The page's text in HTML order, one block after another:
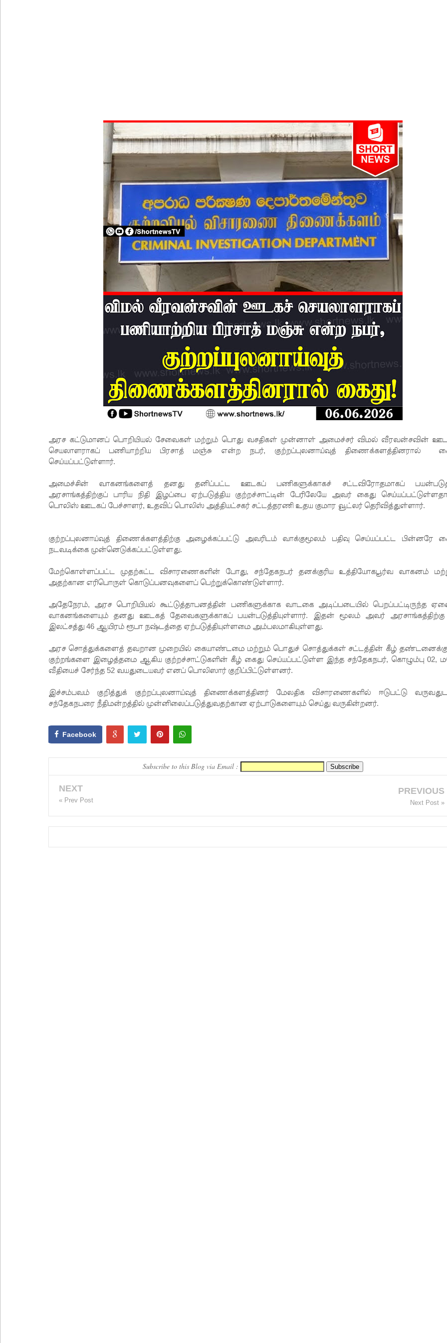
சீரற்ற வானிலையால் 16 ஆயிரத்திற்கும் அதிகமானோருக்கு பாதிப்பு
மத்திய மாகாணத்தின் புதிய ஆளுநர் பதவியேற்பு!
அரச கட்டுமானப் பொறியியல் சேவைகள் மற்றும் பொது வசதிகள் முன்னாள் அமைச்சர் விமல் வீரவன்சவின்
செயலாளராகப் பணியாற்றிய பிரசாத் மஞ்சு என்ற நபர், குற்றப்புலனாய்வுத் திணைக்களத்தினரால்
செய்யப்பட்டுள்ளார்.
அமைச்சின் வாகனங்களைத் தனது தனிப்பட்ட ஊடகப் பணிகளுக்காகச் சட்டவிரோதமாகப்
அரசாங்கத்திற்குப் பாரிய நிதி இழப்பை ஏற்படுத்திய குற்றச்சாட்டின் பேரிலேயே அவர் கைது
பொலிஸ் ஊடகப் பேச்சாளர், உதவிப் பொலிஸ் அத்தியட்சகர் சட்டத்தரணி உதய குமார வூட்லர் தெரிவித்துள்ளார்.
குற்றப்புலனாய்வுத் திணைக்களத்திற்கு அழைக்கப்பட்டு அவரிடம் வாக்குமூலம் பதிவு செய்யப்பட்ட பின்னரே
நடவடிக்கை முன்னெடுக்கப்பட்டுள்ளது.
மேற்கொள்ளப்பட்ட முதற்கட்ட விசாரணைகளின் போது, சந்தேகநபர் தனக்குரிய உத்தியோகபூர்வ வாகனம்
அதற்கான எரிபொருள் கொடுப்பனவுகளைப் பெற்றுக்கொண்டுள்ளார்.
அதேநேரம், அரச பொறியியல் கூட்டுத்தாபனத்தின் பணிகளுக்காக வாடகை அடிப்படையில் பெறப்பட்டிருந்த
வாகனங்களையும் தனது ஊடகத் தேவைகளுக்காகப் பயன்படுத்தியுள்ளார். இதன் மூலம் அவர் அரசாங்கத்திற்கு
இலட்சத்து 46 ஆயிரம் ரூபா நஷ்டத்தை ஏற்படுத்தியுள்ளமை அம்பலமாகியுள்ளது.
அரச சொத்துக்களைத் தவறான முறையில் கையாண்டமை மற்றும் பொதுச் சொத்துக்கள் சட்டத்தின் கீழ்
குற்றங்களை இழைத்தமை ஆகிய குற்றச்சாட்டுகளின் கீழ் கைது செய்யப்பட்டுள்ள இந்த சந்தேகநபர், கொழும்பு 02,
வீதியைச் சேர்ந்த 52 வயதுடையவர் எனப் பொலிஸார் குறிப்பிட்டுள்ளனர்.
இச்சம்பவம் குறித்துக் குற்றப்புலனாய்வுத் திணைக்களத்தினர் மேலதிக விசாரணைகளில் ஈடுபட்டு
சந்தேகநபரை நீதிமன்றத்தில் முன்னிலைப்படுத்துவதற்கான ஏற்பாடுகளையும் செய்து வருகின்றனர்.
Facebook
Subscribe to this Blog via Email :
NEXT
« Prev Post
PREVIOUS
Next Post »